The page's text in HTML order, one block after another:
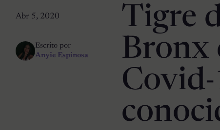
Abr 5, 2020
Escrito por
Anyie Espinosa
Tigre
Bronx